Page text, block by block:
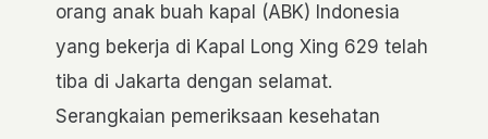
orang anak buah kapal (ABK) Indonesia
yang bekerja di Kapal Long Xing 629 telah
tiba di Jakarta dengan selamat.
Serangkaian pemeriksaan kesehatan